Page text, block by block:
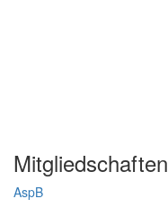
Mitgliedschaften
AspB